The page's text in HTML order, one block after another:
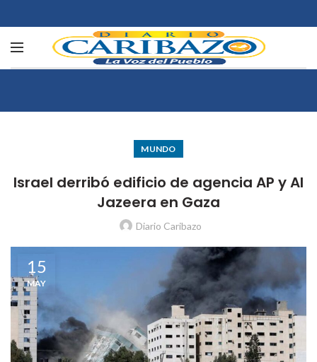
MUNDO
Israel derribó edificio de agencia AP y Al
Jazeera en Gaza
Diario Caribazo
15
MAY